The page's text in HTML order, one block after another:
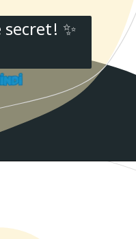
secret! ✨